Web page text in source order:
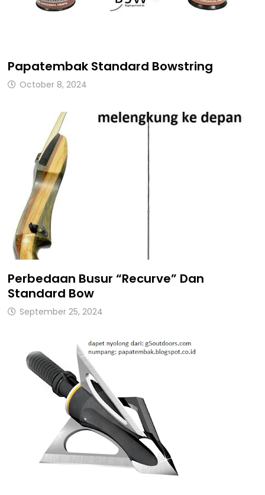
Papatembak Standard Bowstring
October 8, 2024
Perbedaan Busur “Recurve” Dan
Standard Bow
September 25, 2024